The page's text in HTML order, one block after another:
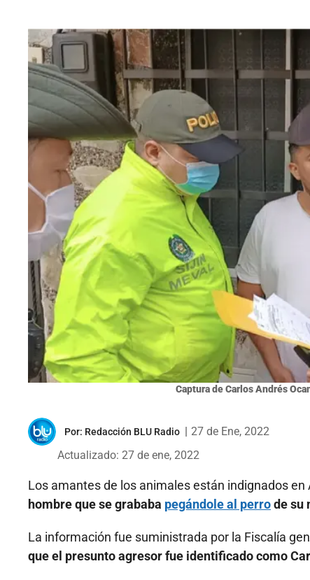
Captura de Carlos Andrés
Por: Redacción BLU Radio
27 de Ene, 2022
Actualizado: 27 de ene, 2022
Los amantes de los animales están indignados
hombre que se grababa pegándole al perrode su
La información fue suministrada por la Fiscalía
que el presunto agresor fue identificado como